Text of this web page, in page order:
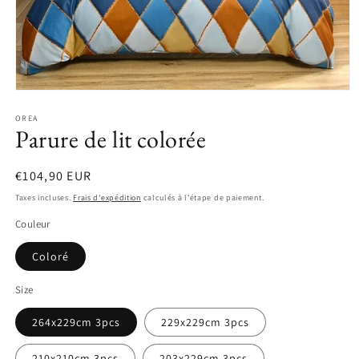
OREA
Parure de lit colorée
Prix
habituel
€104,90 EUR
Taxes incluses. Frais d'expédition calculés à l'étape de paiement.
Couleur
Coloré
Size
264x229cm 3pcs 229x229cm 3pcs